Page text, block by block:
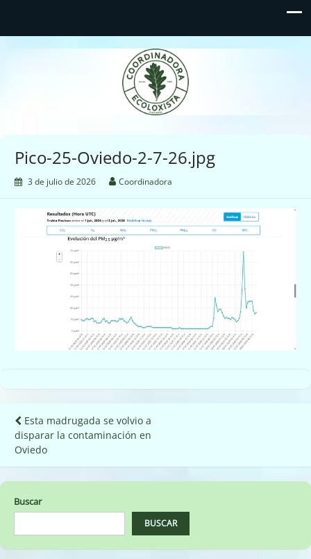
Coordinadora Ecoloxista
d'Asturies
Pico-25-Oviedo-2-7-26.jpg
3 de julio de 2026 Coordinadora
Navegación
de
entradas
Esta madrugada se volvio a
disparar la contaminación en
Oviedo
Buscar
BUSCAR